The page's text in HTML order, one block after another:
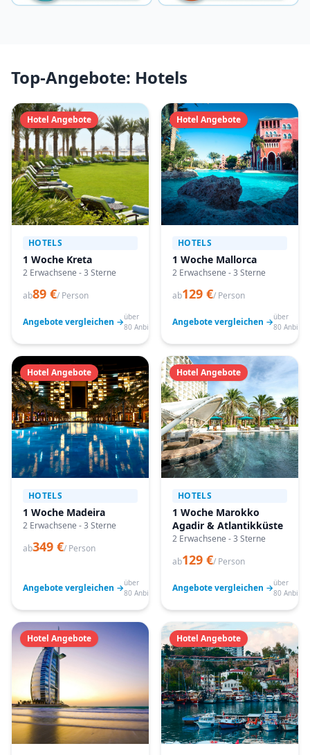
Top-Angebote: Hotels
Hotel Angebote
HOTELS
1 Woche Kreta
2 Erwachsene - 3 Sterne
ab89 €/ Person
Angebote vergleichen →über
80 Anbieter
Hotel Angebote
HOTELS
1 Woche Mallorca
2 Erwachsene - 3 Sterne
ab129 €/ Person
Angebote vergleichen →über
80
Hotel Angebote
HOTELS
1 Woche Madeira
2 Erwachsene - 3 Sterne
ab349 €/ Person
Angebote vergleichen →über
80 Anbieter
Hotel Angebote
HOTELS
1 Woche Marokko
Agadir & Atlantikküste
2 Erwachsene - 3 Sterne
ab129 €/ Person
Angebote vergleichen →über
80
Hotel Angebote Hotel Angebote